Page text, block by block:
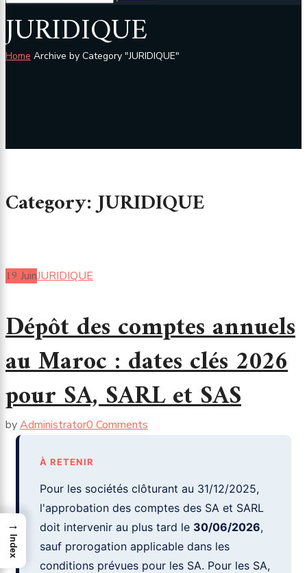
JURIDIQUE
Home Archive by Category "JURIDIQUE"
Category: JURIDIQUE
19 JuinJURIDIQUE
Dépôt des comptes annuels
au Maroc : dates clés 2026
pour SA, SARL et SAS
byAdministrator0 Comments
À RETENIR
Pour les sociétés clôturant au 31/12/2025,
l'approbation des comptes des SA et SARL
doit intervenir au plus tard le 30/06/2026,
sauf prorogation applicable dans les
conditions prévues pour les SA. Pour les SA,
→
Index